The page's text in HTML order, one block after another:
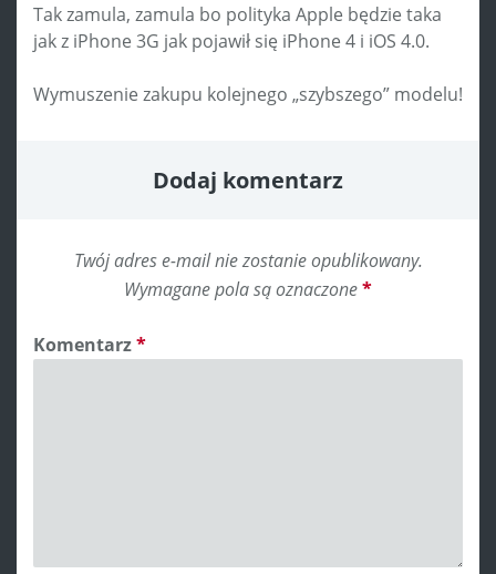
Tak zamula, zamula bo polityka Apple będzie taka
jak z iPhone 3G jak pojawił się iPhone 4 i iOS 4.0.
Wymuszenie zakupu kolejnego „szybszego” modelu!
Dodaj komentarz
Twój adres e-mail nie zostanie opublikowany.
Wymagane pola są oznaczone*
Komentarz*